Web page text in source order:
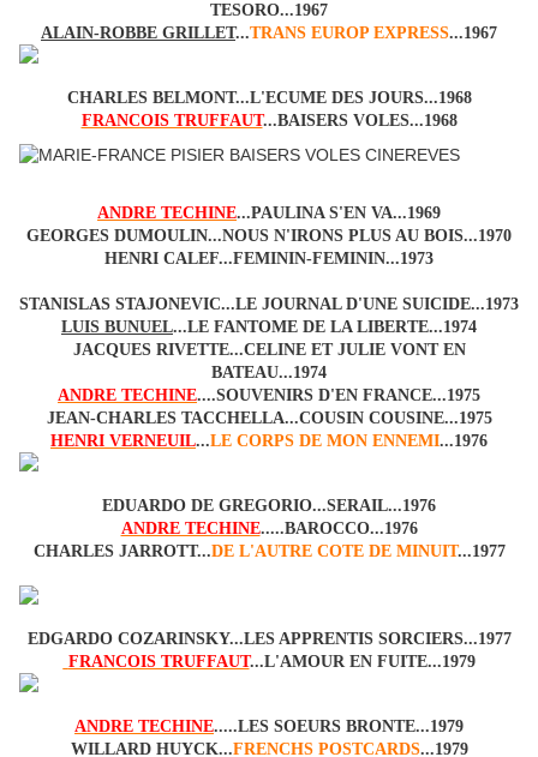
TESORO...1967
ALAIN-ROBBE GRILLET...TRANS EUROP EXPRESS...1967
CHARLES BELMONT...L'ECUME DES JOURS...1968
FRANCOIS TRUFFAUT...BAISERS VOLES...1968
ANDRE TECHINE...PAULINA S'EN VA...1969
GEORGES DUMOULIN...NOUS N'IRONS PLUS AU BOIS...1970
HENRI CALEF...FEMININ-FEMININ...1973
STANISLAS STAJONEVIC...LE JOURNAL D'UNE SUICIDE...1973
LUIS BUNUEL...LE FANTOME DE LA LIBERTE...1974
JACQUES RIVETTE...CELINE ET JULIE VONT EN
BATEAU...1974
ANDRE TECHINE....SOUVENIRS D'EN FRANCE...1975
JEAN-CHARLES TACCHELLA...COUSIN COUSINE...1975
HENRI VERNEUIL...LE CORPS DE MON ENNEMI...1976
EDUARDO DE GREGORIO...SERAIL...1976
ANDRE TECHINE.....BAROCCO...1976
CHARLES JARROTT...DE L'AUTRE COTE DE MINUIT...1977
EDGARDO COZARINSKY...LES APPRENTIS SORCIERS...1977
FRANCOIS TRUFFAUT...L'AMOUR EN FUITE...1979
ANDRE TECHINE.....LES SOEURS BRONTE...1979
WILLARD HUYCK...FRENCHS POSTCARDS...1979